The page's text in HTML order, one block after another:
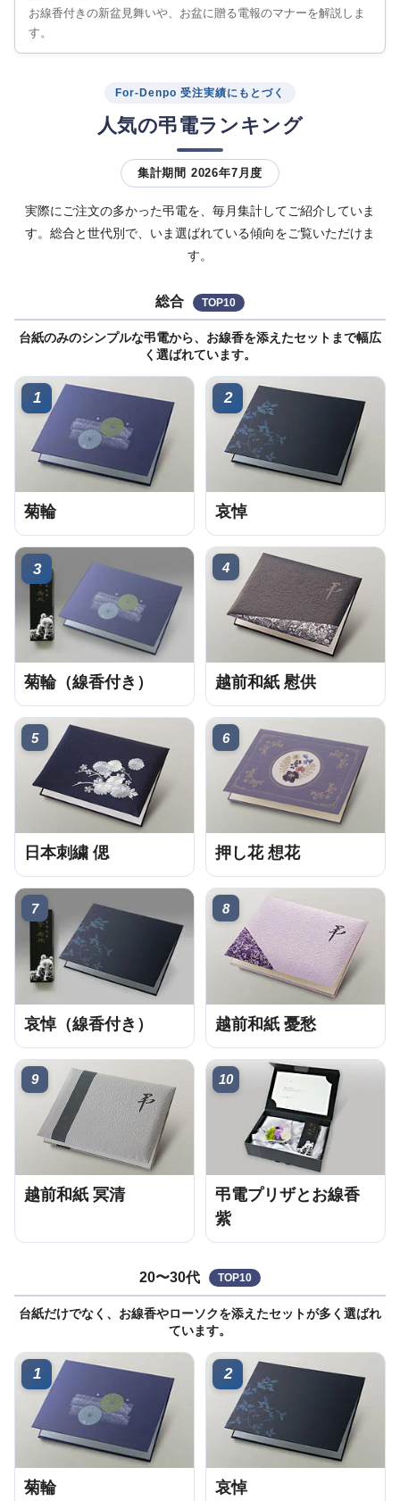
お線香付きの新盆見舞いや、お盆に贈る電報のマナーを解説しま
す。
For-Denpo 受注実績にもとづく
人気の弔電ランキング
集計期間 2026年7月度
実際にご注文の多かった弔電を、毎月集計してご紹介していま
す。総合と世代別で、いま選ばれている傾向をご覧いただけま
す。
総合 TOP10
台紙のみのシンプルな弔電から、お線香を添えたセットまで幅広
く選ばれています。
1
菊輪
2
哀悼
3
菊輪（線香付き）
4
越前和紙 慰供
5
日本刺繍 偲
6
押し花 想花
7
哀悼（線香付き）
8
越前和紙 憂愁
9
越前和紙 冥清
10
弔電プリザとお線香
紫
20〜30代 TOP10
台紙だけでなく、お線香やローソクを添えたセットが多く選ばれ
ています。
1
菊輪
2
哀悼